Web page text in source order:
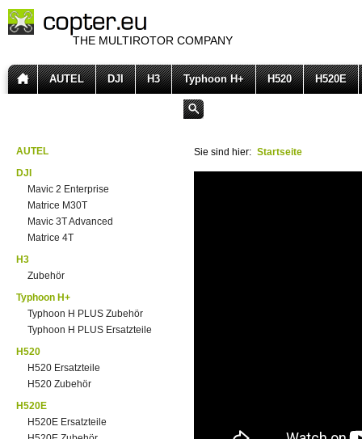
THE MULTIROTOR COMPANY
AUTEL DJI H3 Typhoon H+ H520 H520E
AUTEL
DJI
Mavic 2 Enterprise
Matrice M30T
Mavic 3T Advanced
Matrice 4T
H3
Zubehör
Typhoon H+
Typhoon H PLUS Zubehör
Typhoon H PLUS Ersatzteile
H520
H520 Ersatzteile
H520 Zubehör
H520E
H520E Ersatzteile
Sie sind hier: Startseite